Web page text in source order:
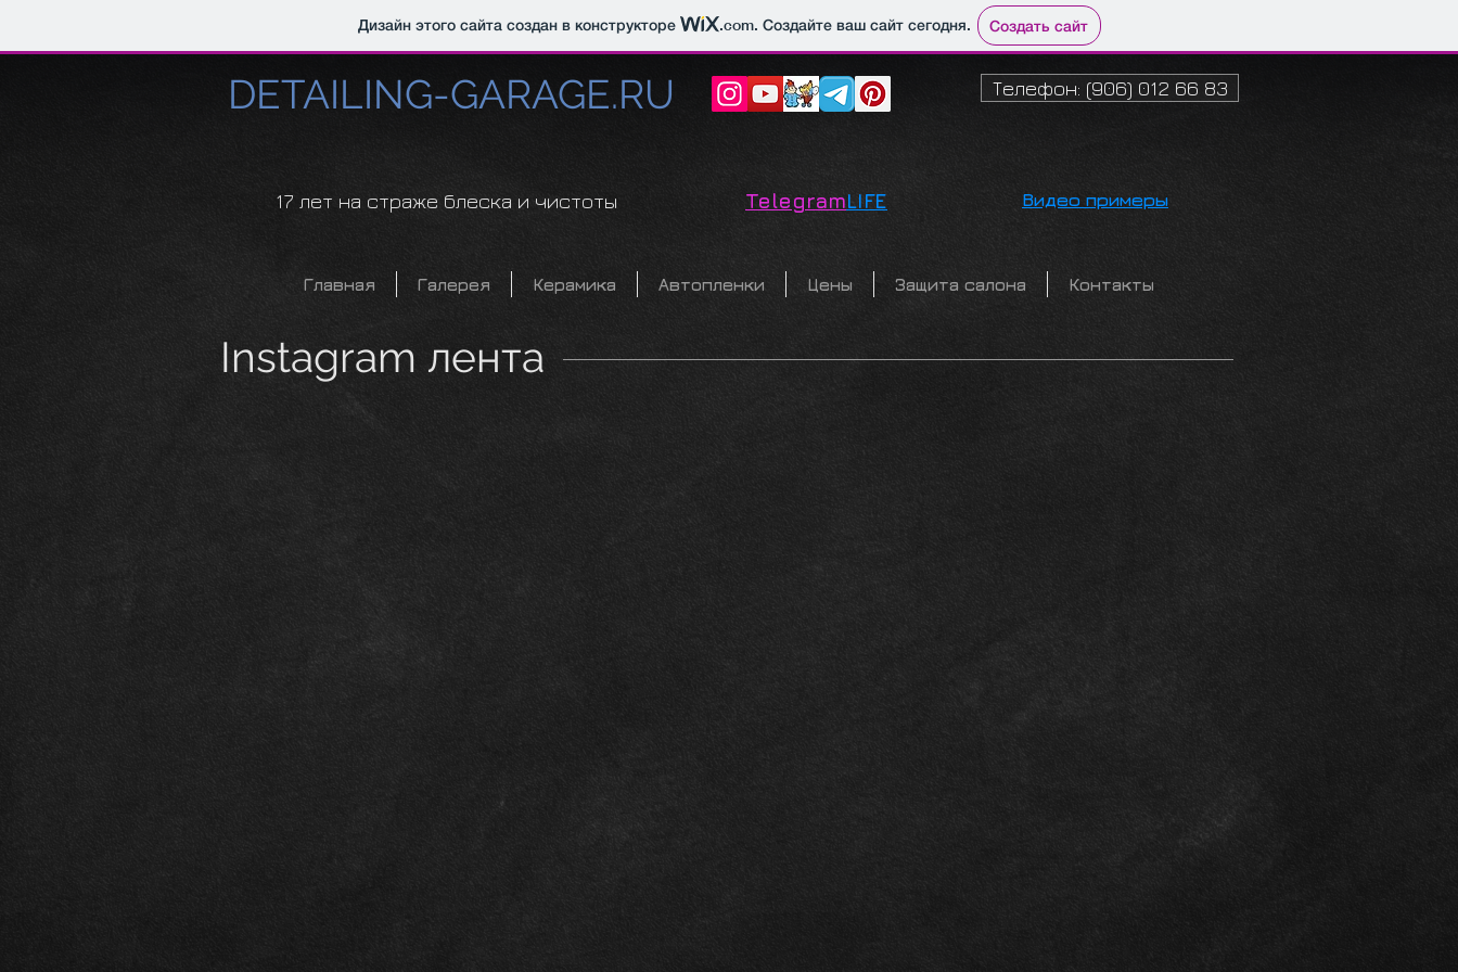
Дизайн этого сайта создан в конструкторе .com. Создайте ваш сайт сегодня. Создать сайт
DETAILING-GARAGE​.RU
17 лет на страже блеска и чистоты TelegramLIFE
Телефон: (906) 012 66 83
Видео примеры
Главная Галерея Керамика Автопленки Цены Защита салона Контакты
Instagram лента